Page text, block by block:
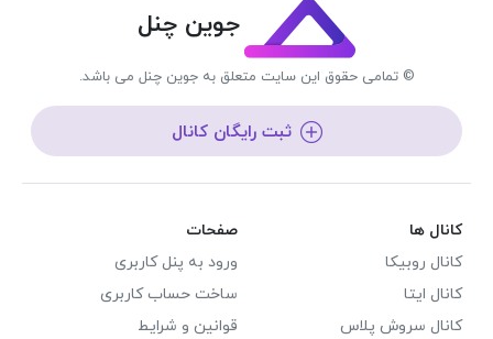
جوین چنل
© تمامی حقوق این سایت متعلق به جوین چنل می باشد.
ثبت رایگان کانال
کانال ها
کانال روبیکا
کانال ایتا
کانال سروش پلاس
صفحات
ورود به پنل کاربری
ساخت حساب کاربری
قوانین و شرایط